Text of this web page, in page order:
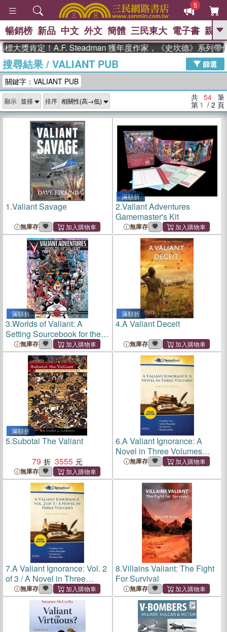
5
GO
熱搜： 高希均教授回憶錄
、 The Odyssey 、 父親節 、 如果歷
獎 臺灣漫遊錄 、 方念華 、 台灣的李
登輝時代
數學女孩：黎曼猜想 、
偉大的迷走神經
暢銷榜 新品 中文 外文 簡體 三民東大 電子書 親子
定！A.F. Steadman 獲年度作家，《史坎德》系列帶你踏上
搜尋結果/ VALIANT PUB
篩選
關鍵字：VALIANT PUB
顯示 排序 共 54 筆
第 1 / 2 頁
1.Valiant Savage
無庫存
滿額折
2.Valiant Adventures
Gamemaster's Kit
無庫存
滿額折
3.Worlds of Valiant: A
Setting Sourcebook for the
Valiant Adventures Rp
無庫存
滿額折
4.A Valiant Deceit
無庫存
滿額折
5.Subotai The Valiant
79
3555
無庫存
6.A Valiant Ignorance: A
Novel in Three Volumes
(Cram Edition)
無庫存
7.A Valiant Ignorance: Vol. 2
of 3 / A Novel in Three
Volumes (Cram Edition)
無庫存
8.Villains Valiant: The Fight
For Survival
無庫存